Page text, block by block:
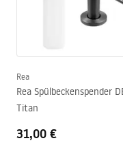
problemlos an das
anpassen. Und die
Rea
Rea Spülbeckenspender
Titan
31,00 €